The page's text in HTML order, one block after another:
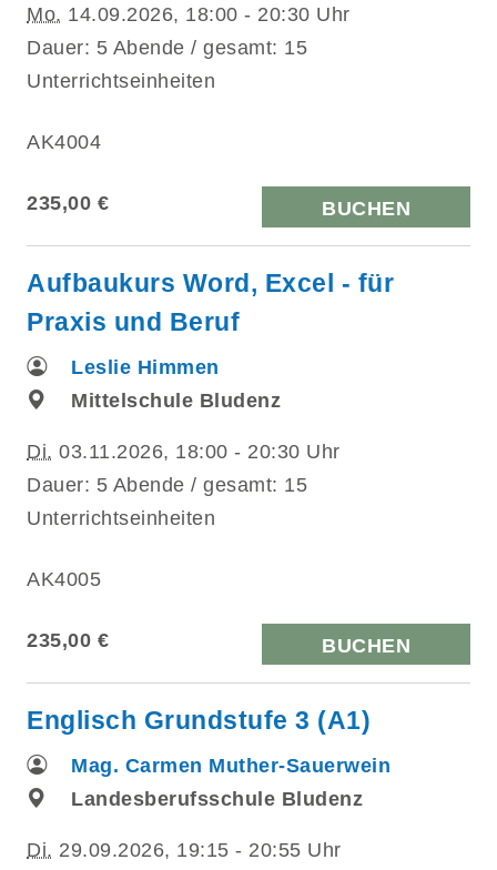
Mo. 14.09.2026, 18:00 - 20:30 Uhr
Dauer: 5 Abende / gesamt: 15
Unterrichtseinheiten
AK4004
235,00 € BUCHEN
Aufbaukurs Word, Excel - für
Praxis und Beruf
Leslie Himmen
Mittelschule Bludenz
Di. 03.11.2026, 18:00 - 20:30 Uhr
Dauer: 5 Abende / gesamt: 15
Unterrichtseinheiten
AK4005
235,00 € BUCHEN
Englisch Grundstufe 3 (A1)
Mag. Carmen Muther-Sauerwein
Landesberufsschule Bludenz
Di. 29.09.2026, 19:15 - 20:55 Uhr